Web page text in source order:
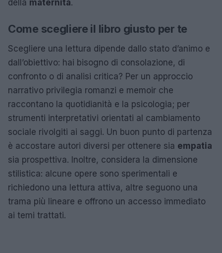
della maternità.
Come scegliere il libro giusto per te
Scegliere una lettura dipende dallo stato d’animo e
dall’obiettivo: hai bisogno di consolazione, di
confronto o di analisi critica? Per un approccio
narrativo privilegia romanzi e memoir che
raccontano la quotidianità e la psicologia; per
strumenti interpretativi orientati al cambiamento
sociale rivolgiti ai saggi. Un buon punto di partenza
è accostare autori diversi per ottenere sia empatia
sia prospettiva. Inoltre, considera la dimensione
stilistica: alcune opere sono sperimentali e
richiedono una lettura attiva, altre seguono una
trama più lineare e offrono un accesso immediato
ai temi trattati.